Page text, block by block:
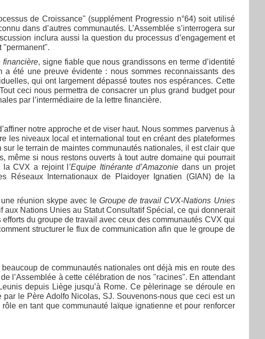
de Croissance" (supplément Progressio n°64) soit utilisé
dans d’autres communautés. L’Assemblée s’interrogera sur
inclura aussi la question du processus d’engagement et
"permanent".
financière, signe fiable que nous grandissons en terme d’identité
a été une preuve évidente : nous sommes reconnaissants des
qui ont largement dépassé toutes nos espérances. Cette
ceci nous permettra de consacrer un plus grand budget pour
par l’intermédiaire de la lettre financière.
notre approche et de viser haut. Nous sommes parvenus à
les niveaux local et international tout en créant des plateformes
le terrain de maintes communautés nationales, il est clair que
même si nous restons ouverts à tout autre domaine qui pourrait
CVX a rejoint l ’Equipe Itinérante d’Amazonie dans un projet
Réseaux Internationaux de Plaidoyer Ignatien (GIAN) de la
réunion skype avec le Groupe de travail CVX-Nations Unies
Nations Unies au Statut Consultatif Spécial, ce qui donnerait
du groupe de travail avec ceux des communautés CVX qui
structurer le flux de communication afin que le groupe de
de communautés nationales ont déjà mis en route des
l’Assemblée à cette célébration de nos "racines". En attendant
depuis Liège jusqu’à Rome. Ce pèlerinage se déroule en
le Père Adolfo Nicolas, SJ. Souvenons-nous que ceci est un
en tant que communauté laïque ignatienne et pour renforcer